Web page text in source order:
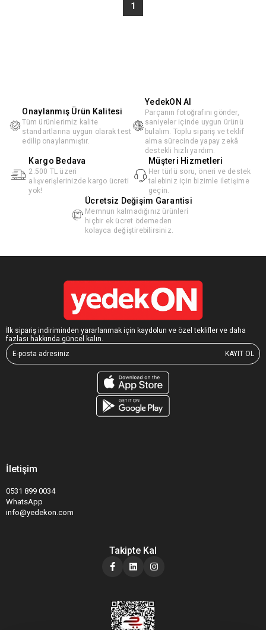
1
Onaylanmış Ürün Kalitesi
Tüm ürünlerimiz kalite
standartlarına uygun olarak test
edilip onaylanmıştır.
YedekON AI
Parçanın fotoğrafını gönder,
saniyeler içinde uygun ürünü
bulalım. Toplu sipariş ve teklif
alma sürecinde yapay zekâ
destekli hızlı yardım.
Kargo Bedava
2.500 TL üzeri
alışverişlerinizde kargo ücreti
yok!
Müşteri Hizmetleri
Her türlü soru, öneri ve destek
talebiniz için bizimle iletişime
geçin.
Ücretsiz Değişim Garantisi
Memnun kalmadığınız ürünleri
hiçbir ek ücret ödemeden
kolayca değiştirebilirsiniz.
İlk sipariş indiriminden yararlanmak için kaydolun ve özel teklifler ve daha
fazlası hakkında güncel kalın.
KAYIT OL
İletişim
0531 899 0034
WhatsApp
info@yedekon.com
Takipte Kal